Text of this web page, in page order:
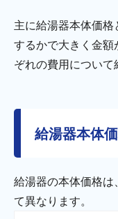
主に給湯器本体価
するかで大きく金
ぞれの費用について
給湯器本体
給湯器の本体価格
て異なります。